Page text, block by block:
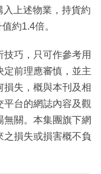
入上述物業，持貨約
約1.4倍。
巧，只可作參考用
定前理應審慎，並主
損失，概與本刊及相
平台的網誌內容及觀
關。本集團旗下網
損失或損害概不負